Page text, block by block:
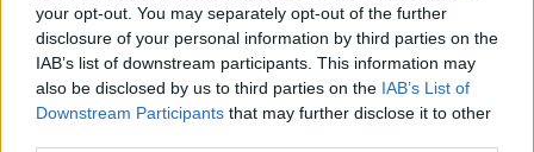
your opt-out. You may separately opt-out of the further
disclosure of your personal information by third parties on the
IAB’s list of downstream participants. This information may
also be disclosed by us to third parties on the IAB’s List of
Downstream Participants that may further disclose it to other
Δεν καταγράφηκε νέο σοβαρό κρούσμα με
νοσηλεία σε ΜΕΘ, ούτε νέος θάνατος από
εργαστηριακά επιβεβαιωμένη γρίπη.